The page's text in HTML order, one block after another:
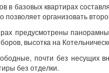
в базовых квартирах
позволяет организовать
предусмотрены
высотка на
почти без несущих
без отделки.